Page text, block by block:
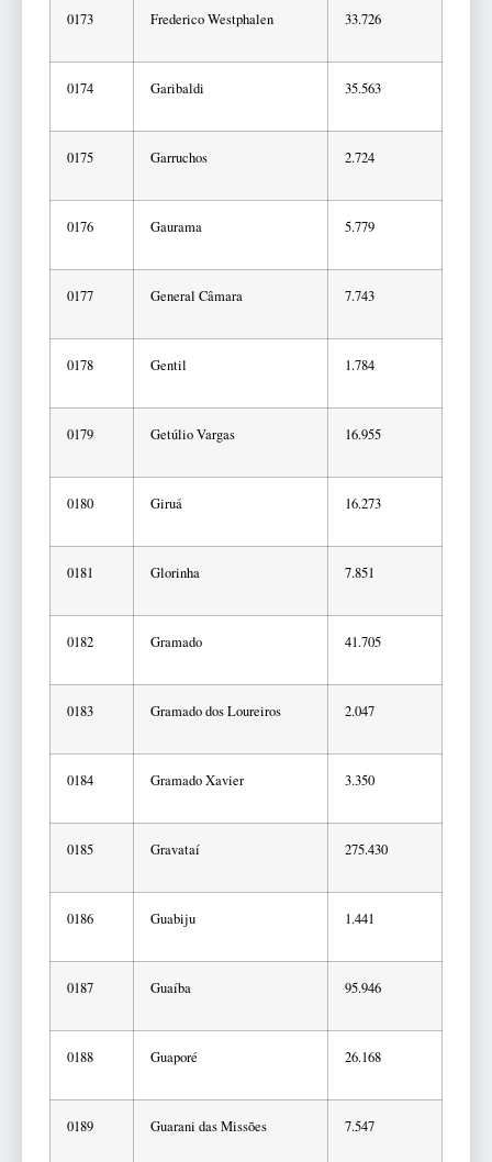
0173 Frederico Westphalen 33.726
0174 Garibaldi 35.563
0175 Garruchos 2.724
0176 Gaurama 5.779
0177 General Câmara 7.743
0178 Gentil 1.784
0179 Getúlio Vargas 16.955
0180 Giruá 16.273
0181 Glorinha 7.851
0182 Gramado 41.705
0183 Gramado dos Loureiros 2.047
0184 Gramado Xavier 3.350
0185 Gravataí 275.430
0186 Guabiju 1.441
0187 Guaíba 95.946
0188 Guaporé 26.168
0189 Guarani das Missões 7.547